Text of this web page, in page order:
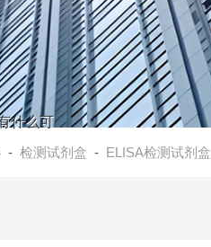
什么可
- 检测试剂盒 - ELISA检测试剂盒